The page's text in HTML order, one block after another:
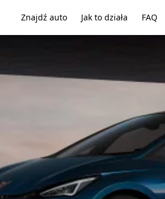
Znajdź auto Jak to działa FAQ